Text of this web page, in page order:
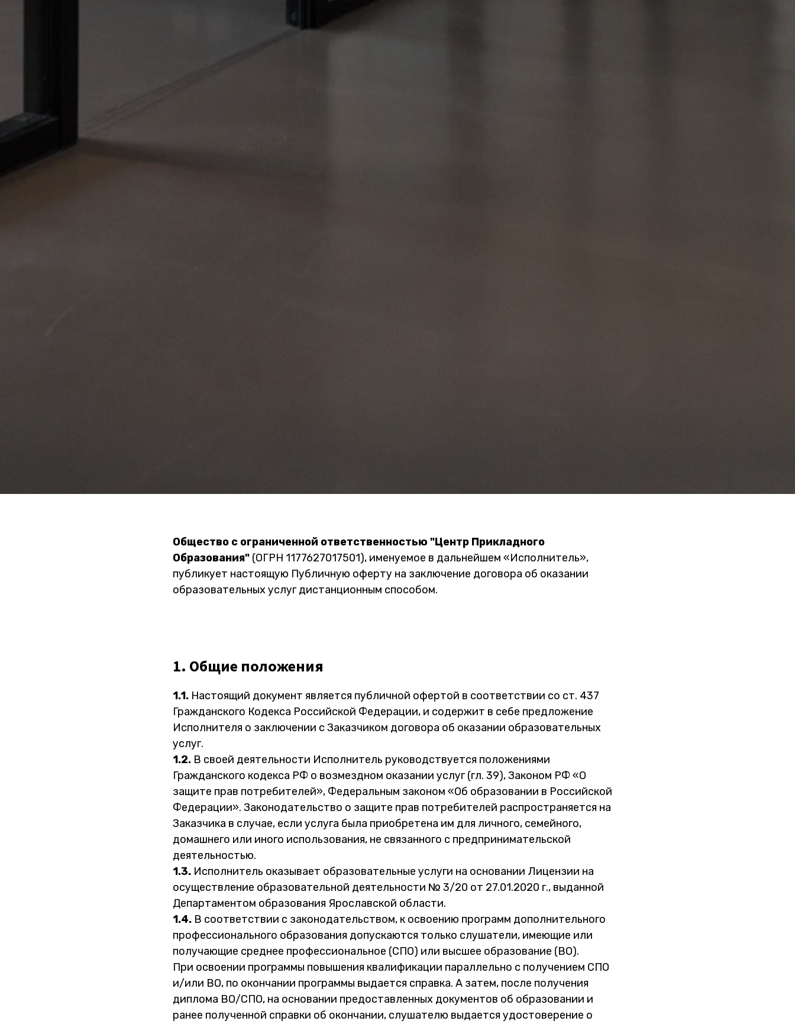
Общество с ограниченной ответственностью "Центр Прикладного
Образования" (ОГРН 1177627017501), именуемое в дальнейшем «Исполнитель»,
публикует настоящую Публичную оферту на заключение договора об оказании
образовательных услуг дистанционным способом.
1. Общие положения
1.1. Настоящий документ является публичной офертой в соответствии со ст. 437
Гражданского Кодекса Российской Федерации, и содержит в себе предложение
Исполнителя о заключении с Заказчиком договора об оказании образовательных
услуг.
1.2. В своей деятельности Исполнитель руководствуется положениями
Гражданского кодекса РФ о возмездном оказании услуг (гл. 39), Законом РФ «О
защите прав потребителей», Федеральным законом «Об образовании в Российской
Федерации». Законодательство о защите прав потребителей распространяется на
Заказчика в случае, если услуга была приобретена им для личного, семейного,
домашнего или иного использования, не связанного с предпринимательской
деятельностью.
1.3. Исполнитель оказывает образовательные услуги на основании Лицензии на
осуществление образовательной деятельности № 3/20 от 27.01.2020 г., выданной
Департаментом образования Ярославской области.
1.4. В соответствии с законодательством, к освоению программ дополнительного
профессионального образования допускаются только слушатели, имеющие или
получающие среднее профессиональное (СПО) или высшее образование (ВО).
При освоении программы повышения квалификации параллельно с получением СПО
и/или ВО, по окончании программы выдается справка. А затем, после получения
диплома ВО/СПО, на основании предоставленных документов об образовании и
ранее полученной справки об окончании, слушателю выдается удостоверение о